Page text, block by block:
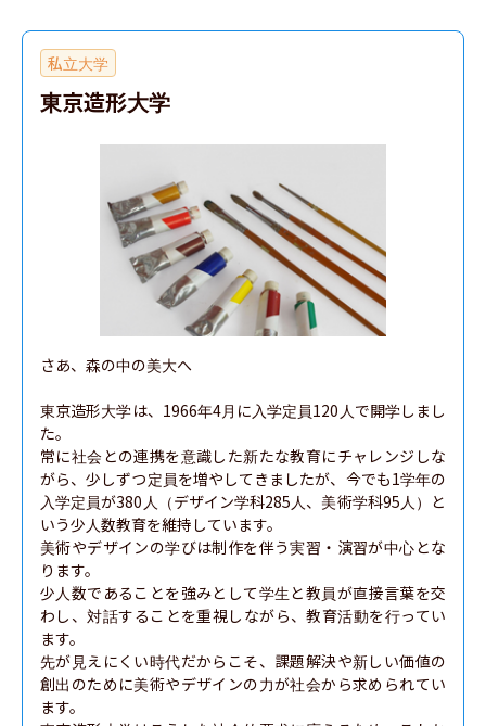
私立大学
東京造形大学
さあ、森の中の美大へ
東京造形大学は、1966年4月に入学定員120人で開学しまし
た。
常に社会との連携を意識した新たな教育にチャレンジしな
がら、少しずつ定員を増やしてきましたが、今でも1学年の
入学定員が380人（デザイン学科285人、美術学科95人）と
いう少人数教育を維持しています。
美術やデザインの学びは制作を伴う実習・演習が中心とな
ります。
少人数であることを強みとして学生と教員が直接言葉を交
わし、対話することを重視しながら、教育活動を行ってい
ます。
先が見えにくい時代だからこそ、課題解決や新しい価値の
創出のために美術やデザインの力が社会から求められてい
ます。